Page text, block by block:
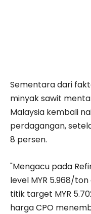
Sementara dari
minyak sawit
Malaysia kembali
perdagangan,
8 persen.
"Mengacu pada
level MYR 5.968/ton
titik target MYR
harga CPO